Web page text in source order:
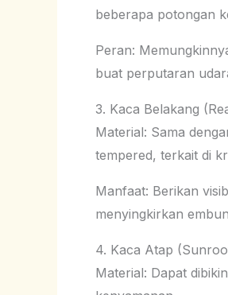
beberapa potongan
Peran:
buat perputaran
3. Kaca Belakang
Material: Sama
tempered, terkait di
Manfaat: Berikan
menyingkirkan
4. Kaca Atap
Material: Dapat